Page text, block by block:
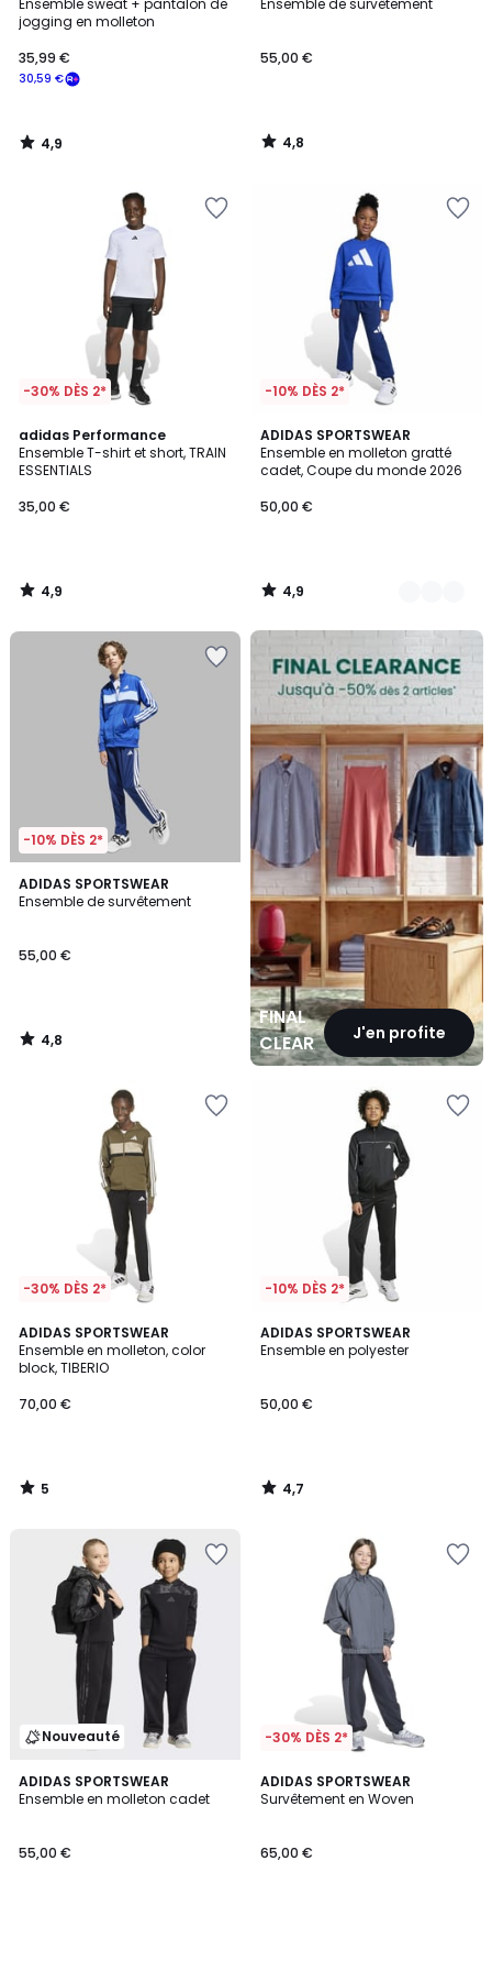
Ensemble sweat + pantalon de
jogging en molleton
€
souscrivez
notre
programme
30,59 €
35,99 €
4,9
/
Ensemble de survêtement
55,00 €
4,8
/
-30% DÈS 2*
adidas Performance
Ensemble T-shirt et short, TRAIN
ESSENTIALS
35,00 €
4,9
/ 5
4,9
/
-10% DÈS 2*
ADIDAS SPORTSWEAR
Ensemble en molleton gratté
cadet, Coupe du monde 2026
50,00 €
4,9
/ 5
2
Couleurs
4,9
/
-10% DÈS 2*
ADIDAS SPORTSWEAR
Ensemble de survêtement
55,00 €
4,8
/ 5
4,8
/
FINAL
CLEARANCEJ'en profite
FINAL
CLEARANCE
-30% DÈS 2*
ADIDAS SPORTSWEAR
Ensemble en molleton, color
block, TIBERIO
70,00 €
5
/
5
5
/
-10% DÈS 2*
ADIDAS SPORTSWEAR
Ensemble en polyester
50,00 €
4,7
/ 5
4,7
/
Nouveauté
ADIDAS SPORTSWEAR
Ensemble en molleton cadet
55,00 €
-30% DÈS 2*
ADIDAS SPORTSWEAR
Survêtement en Woven
65,00 €